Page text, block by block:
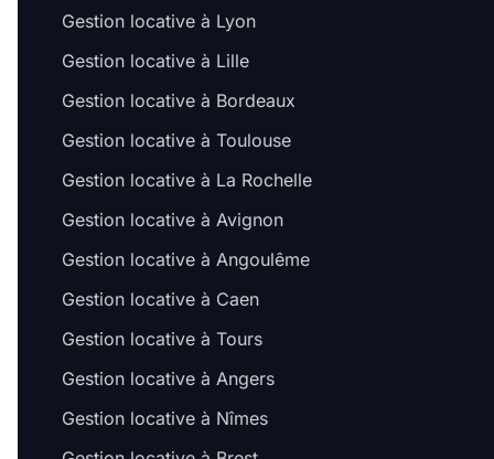
Gestion locative à Lyon
Gestion locative à Lille
Gestion locative à Bordeaux
Gestion locative à Toulouse
Gestion locative à La Rochelle
Gestion locative à Avignon
Gestion locative à Angoulême
Gestion locative à Caen
Gestion locative à Tours
Gestion locative à Angers
Gestion locative à Nîmes